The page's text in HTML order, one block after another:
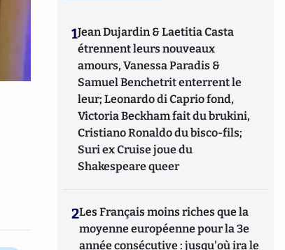
1Jean Dujardin & Laetitia Casta
étrennent leurs nouveaux
amours, Vanessa Paradis &
Samuel Benchetrit enterrent le
leur; Leonardo di Caprio fond,
Victoria Beckham fait du brukini,
Cristiano Ronaldo du bisco-fils;
Suri ex Cruise joue du
Shakespeare queer
2Les Français moins riches que la
moyenne européenne pour la 3e
année consécutive : jusqu'où ira le